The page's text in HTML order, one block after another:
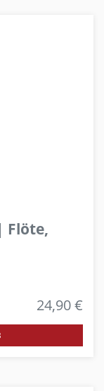
Flöte,
24,90 €